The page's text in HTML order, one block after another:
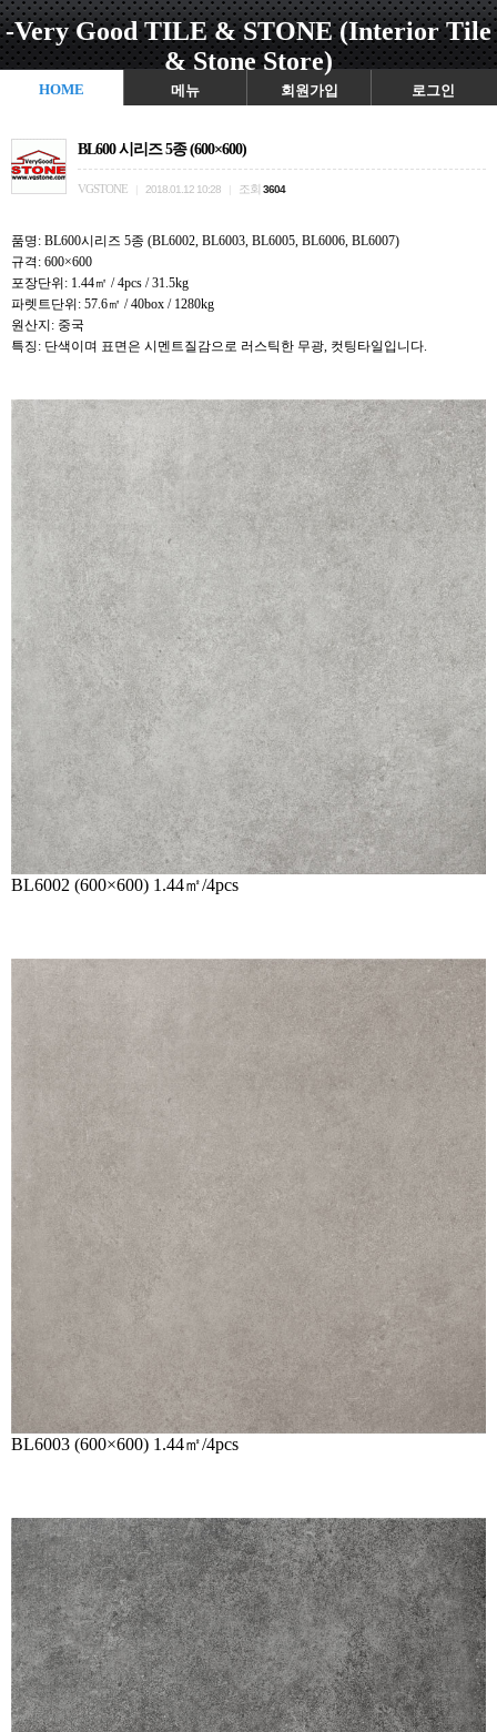
-Very Good TILE & STONE (Interior Tile
& Stone Store)
HOME 메뉴 회원가입 로그인
BL600 시리즈 5종 (600×600)
VGSTONE 2018.01.12 10:28 조회 3604
품명: BL600시리즈 5종 (BL6002, BL6003, BL6005, BL6006, BL6007)
규격: 600×600
포장단위: 1.44㎡ / 4pcs / 31.5kg
파렛트단위: 57.6㎡ / 40box / 1280kg
원산지: 중국
특징: 단색이며 표면은 시멘트질감으로 러스틱한 무광, 컷팅타일입니다.
BL6002 (600×600) 1.44㎡/4pcs
BL6003 (600×600) 1.44㎡/4pcs